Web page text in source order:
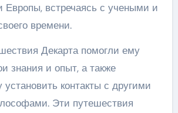
Европы, встречаясь с учеными и
времени.
Декарта помогли ему
знания и опыт, а также
контакты с другими
Эти путешествия